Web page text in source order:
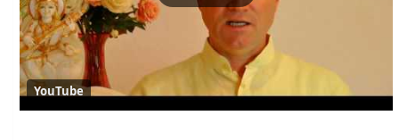
YouTube